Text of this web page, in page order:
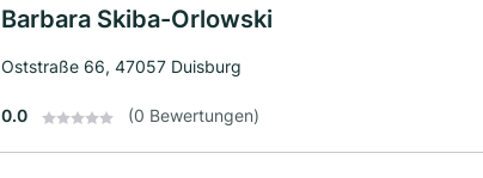
Barbara Skiba-Orlowski
Oststraße 66, 47057 Duisburg
0.0 (0 Bewertungen)